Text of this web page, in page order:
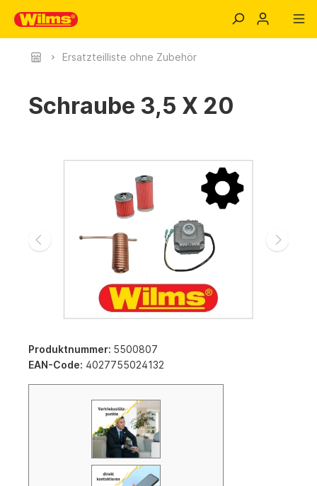
Ersatzteilliste ohne Zubehör
Schraube 3,5 X 20
Produktnummer: 5500807
EAN-Code: 4027755024132